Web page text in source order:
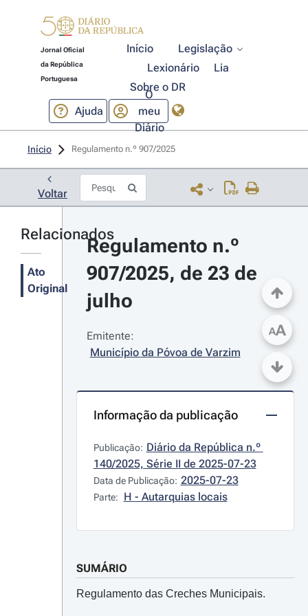
Jornal Oficial
da República
Portuguesa
Início
Legislação
Lexionário
Lia
Sobre o DR
Ajuda
O
meu
Diário
Início Regulamento n.º 907/2025
Voltar
Relacionados
Ato
Original
Regulamento n.º
907/2025, de 23 de
julho
Emitente:
Município da Póvoa de Varzim
Informação da publicação
Publicação: Diário da República n.º
140/2025, Série II de 2025-07-23
Data de Publicação: 2025-07-23
Parte: H - Autarquias locais
SUMÁRIO
Regulamento das Creches Municipais.
AA